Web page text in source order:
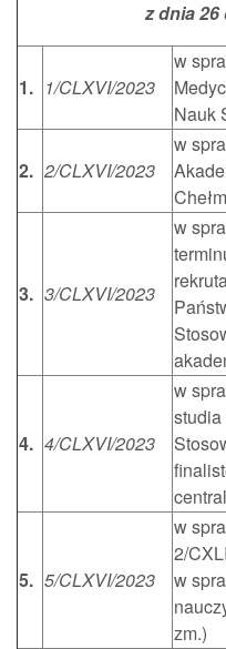
z dnia 26
1. 1/CLXVI/2023
w
Nauk
2. 2/CLXVI/2023
w
3. 3/CLXVI/2023
w
4. 4/CLXVI/2023
w
5. 5/CLXVI/2023
w
2/
w
zm.)